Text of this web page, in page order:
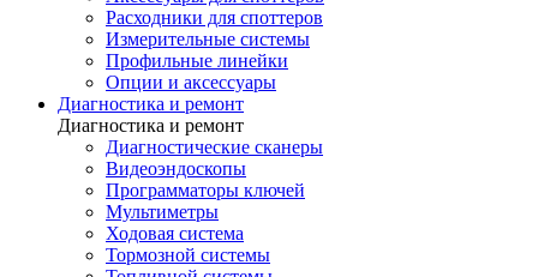
Расходники для споттеров
Измерительные системы
Профильные линейки
Опции и аксессуары
Диагностика и ремонт
Диагностика и ремонт
Диагностические сканеры
Видеоэндоскопы
Программаторы ключей
Мультиметры
Ходовая система
Тормозной системы